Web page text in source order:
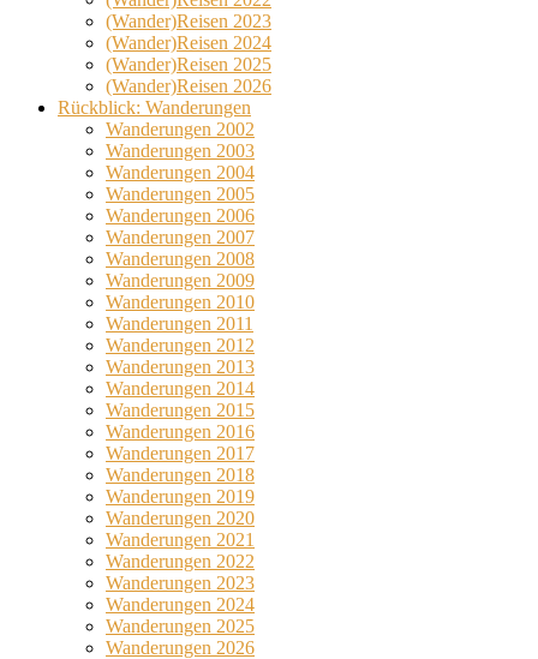
(Wander)Reisen 2023
(Wander)Reisen 2024
(Wander)Reisen 2025
(Wander)Reisen 2026
Rückblick: Wanderungen
Wanderungen 2002
Wanderungen 2003
Wanderungen 2004
Wanderungen 2005
Wanderungen 2006
Wanderungen 2007
Wanderungen 2008
Wanderungen 2009
Wanderungen 2010
Wanderungen 2011
Wanderungen 2012
Wanderungen 2013
Wanderungen 2014
Wanderungen 2015
Wanderungen 2016
Wanderungen 2017
Wanderungen 2018
Wanderungen 2019
Wanderungen 2020
Wanderungen 2021
Wanderungen 2022
Wanderungen 2023
Wanderungen 2024
Wanderungen 2025
Wanderungen 2026